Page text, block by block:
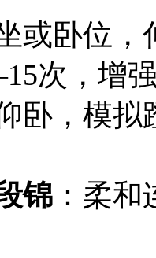
或卧位
次，增
卧，模
锦 ：柔